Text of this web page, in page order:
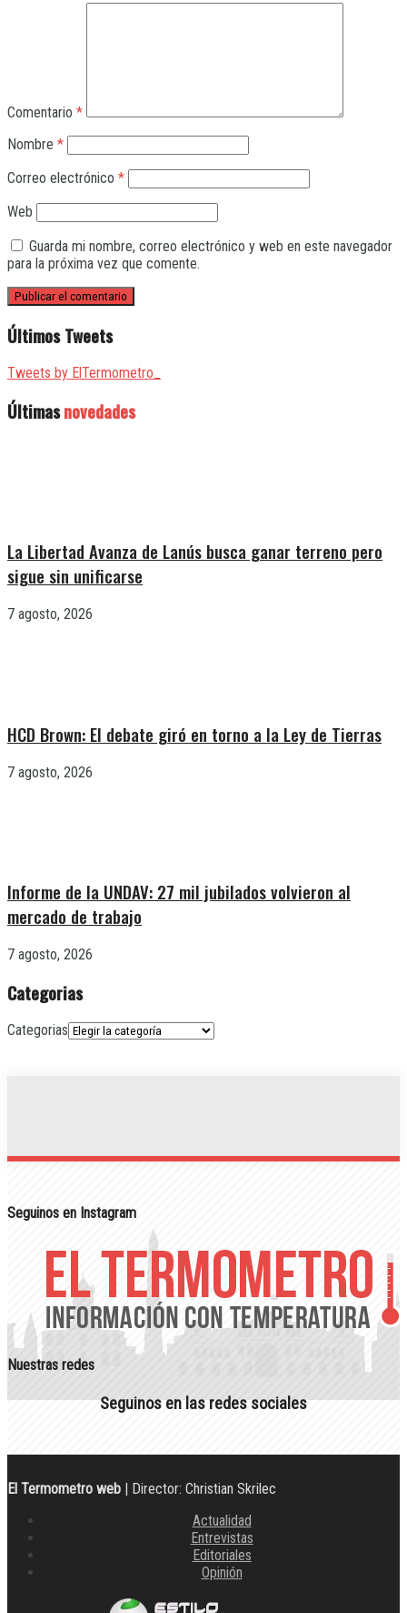
Comentario *
Nombre *
Correo electrónico *
Web
Guarda mi nombre, correo electrónico y web en este navegador
para la próxima vez que comente.
Últimos Tweets
Tweets by ElTermometro_
Últimasnovedades
La Libertad Avanza de Lanús busca ganar terreno pero
sigue sin unificarse
7 agosto, 2026
HCD Brown: El debate giró en torno a la Ley de Tierras
7 agosto, 2026
Informe de la UNDAV: 27 mil jubilados volvieron al
mercado de trabajo
7 agosto, 2026
Categorias
Categorias
Seguinos en Instagram
Nuestras redes
Seguinos en las redes sociales
El Termometro web | Director: Christian Skrilec
Actualidad
Entrevistas
Editoriales
Opinión